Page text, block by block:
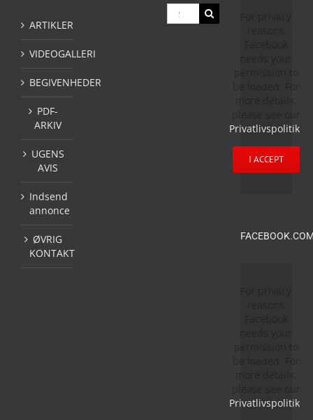
ARTIKLER
VIDEOGALLERI
BEGIVENHEDER
PDF-
ARKIV
UGENS
AVIS
Indsend
annonce
ØVRIG
KONTAKT
Søg
efter:
Privatlivspolitik
I ACCEPT
Privatlivspolitik